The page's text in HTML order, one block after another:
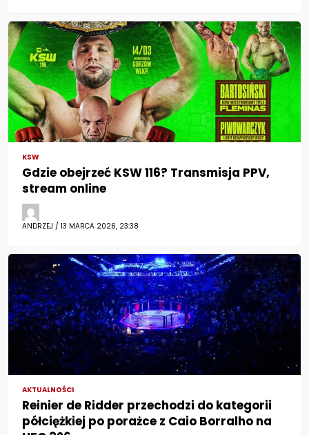
KSW
Gdzie obejrzeć KSW 116? Transmisja PPV,
stream online
ANDRZEJ / 13 MARCA 2026, 23:38
AKTUALNOŚCI
Reinier de Ridder przechodzi do kategorii
półciężkiej po porażce z Caio Borralho na